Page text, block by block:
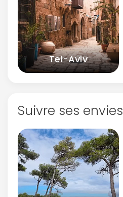
Tel-Aviv
Suivre ses envies